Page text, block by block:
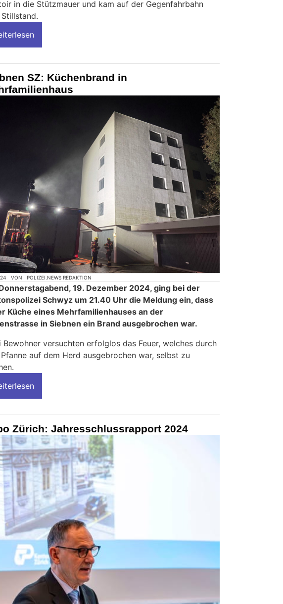
in die Stützmauer und kam auf der Gegenfahrbahn
SZ: Küchenbrand in
VON POLIZEI.NEWS REDAKTION
19. Dezember 2024, ging bei der
Schwyz um 21.40 Uhr die Meldung ein, dass
Küche eines Mehrfamilienhauses an der
in Siebnen ein Brand ausgebrochen war.
Bewohner versuchten erfolglos das Feuer, welches durch
auf dem Herd ausgebrochen war, selbst zu
Zürich: Jahresschlussrapport 2024